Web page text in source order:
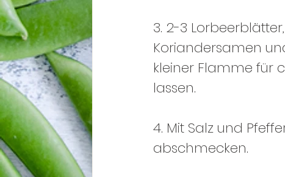
3. 2-3
Koriandersamen
kleiner Flamme für
lassen.
4. Mit Salz und
abschmecken.